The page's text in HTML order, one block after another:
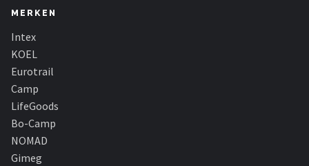
MERKEN
Intex
KOEL
Eurotrail
Camp
LifeGoods
Bo-Camp
NOMAD
Gimeg